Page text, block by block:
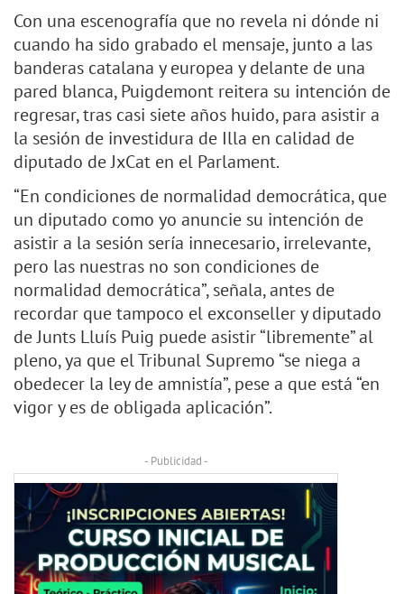
Con una escenografía que no revela ni dónde ni
cuando ha sido grabado el mensaje, junto a las
banderas catalana y europea y delante de una
pared blanca, Puigdemont reitera su intención de
regresar, tras casi siete años huido, para asistir a
la sesión de investidura de Illa en calidad de
diputado de JxCat en el Parlament.
“En condiciones de normalidad democrática, que
un diputado como yo anuncie su intención de
asistir a la sesión sería innecesario, irrelevante,
pero las nuestras no son condiciones de
normalidad democrática”, señala, antes de
recordar que tampoco el exconseller y diputado
de Junts Lluís Puig puede asistir “libremente” al
pleno, ya que el Tribunal Supremo “se niega a
obedecer la ley de amnistía”, pese a que está “en
vigor y es de obligada aplicación”.
- Publicidad -